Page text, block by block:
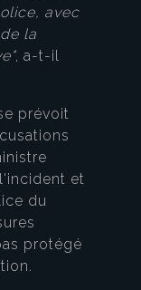
avec
la
, a-t-il
prévoit
et
du
protégé